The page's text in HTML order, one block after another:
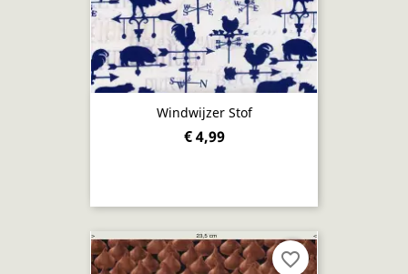
Windwijzer Stof
€ 4,99
favorite_border